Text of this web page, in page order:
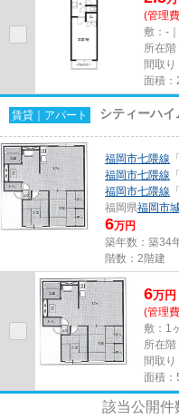
(管理
敷：-
所在
間取
面積：
賃貸｜アパート シティーハイ
福岡市七隈線 「
福岡市七隈線 「
福岡市七隈線 「
福岡県福岡市
6万円
築年数：築34
階数：2階建
6万円
(管理
敷：1
所在
間取
面積：
該当公開件